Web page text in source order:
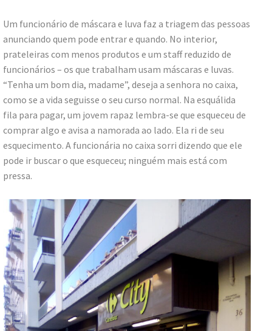
Um funcionário de máscara e luva faz a triagem das pessoas
anunciando quem pode entrar e quando. No interior,
prateleiras com menos produtos e um staff reduzido de
funcionários – os que trabalham usam máscaras e luvas.
“Tenha um bom dia, madame”, deseja a senhora no caixa,
como se a vida seguisse o seu curso normal. Na esquálida
fila para pagar, um jovem rapaz lembra-se que esqueceu de
comprar algo e avisa a namorada ao lado. Ela ri de seu
esquecimento. A funcionária no caixa sorri dizendo que ele
pode ir buscar o que esqueceu; ninguém mais está com
pressa.